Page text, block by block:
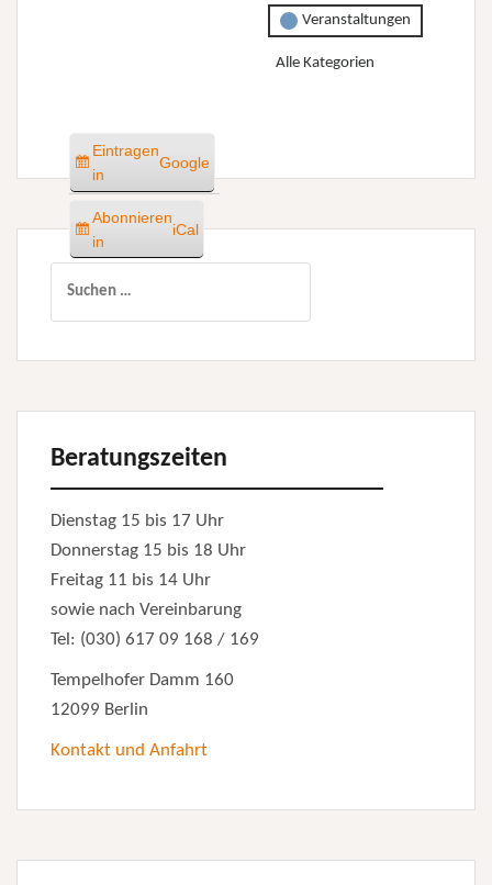
Veranstaltungen
Alle Kategorien
Eintragen
in
Google
Abonnieren
in
iCal
Beratungszeiten
Dienstag 15 bis 17 Uhr
Donnerstag 15 bis 18 Uhr
Freitag 11 bis 14 Uhr
sowie nach Vereinbarung
Tel: (030) 617 09 168 / 169
Tempelhofer Damm 160
12099 Berlin
Kontakt und Anfahrt